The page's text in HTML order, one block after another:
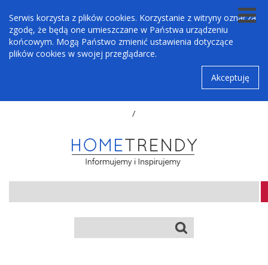
Serwis korzysta z plików cookies. Korzystanie z witryny oznacza
zgodę, że będą one umieszczane w Państwa urządzeniu
końcowym. Mogą Państwo zmienić ustawienia dotyczące
plików cookies w swojej przeglądarce.
Akceptuję
/